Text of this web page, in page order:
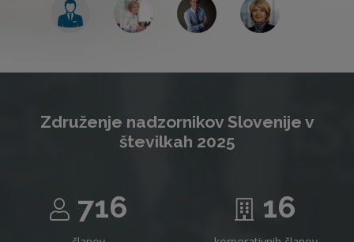
Združenje nadzornikov Slovenije v
številkah 2025
716 16